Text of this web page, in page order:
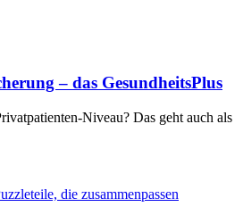
– das GesundheitsPlus
Niveau? Das geht auch als